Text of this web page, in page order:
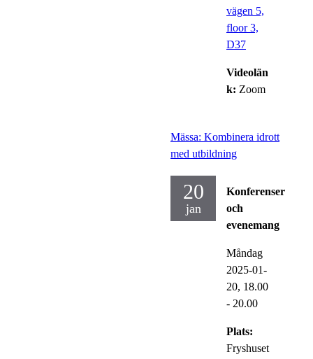
vägen 5,
floor 3,
D37
Videolän
k: Zoom
Mässa: Kombinera idrott
med utbildning
20
jan
Konferenser
och
evenemang
Måndag
2025-01-
20, 18.00
- 20.00
Plats:
Fryshuset